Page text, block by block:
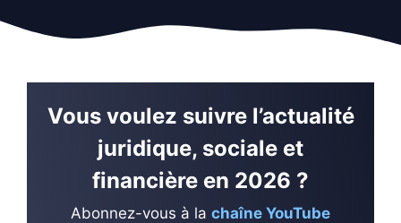
Vous voulez suivre l’actualité
juridique, sociale et
financière en 2026 ?
Abonnez-vous à la chaîne YouTube